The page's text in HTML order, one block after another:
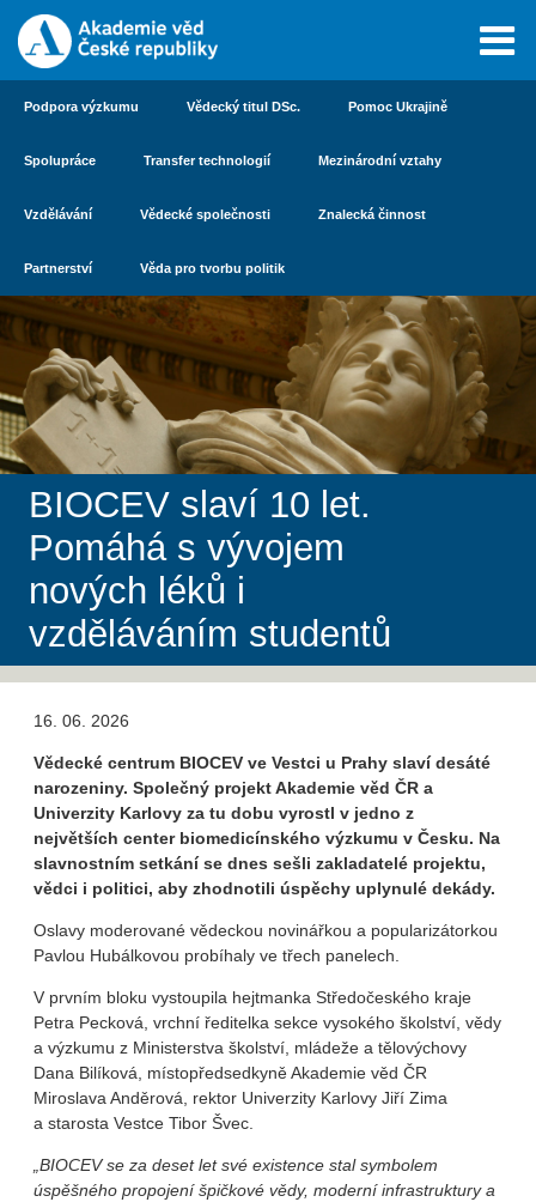
Podpora výzkumu Vědecký titul DSc. Pomoc Ukrajině
Spolupráce Transfer technologií Mezinárodní vztahy
Vzdělávání Vědecké společnosti Znalecká činnost
Partnerství Věda pro tvorbu politik
BIOCEV slaví 10 let.
Pomáhá s vývojem
nových léků i
vzděláváním studentů
16. 06. 2026
Vědecké centrum BIOCEV ve Vestci u Prahy slaví desáté
narozeniny. Společný projekt Akademie věd ČR a
Univerzity Karlovy za tu dobu vyrostl v jedno z
největších center biomedicínského výzkumu v Česku. Na
slavnostním setkání se dnes sešli zakladatelé projektu,
vědci i politici, aby zhodnotili úspěchy uplynulé dekády.
Oslavy moderované vědeckou novinářkou a popularizátorkou
Pavlou Hubálkovou probíhaly ve třech panelech.
V prvním bloku vystoupila hejtmanka Středočeského kraje
Petra Pecková, vrchní ředitelka sekce vysokého školství, vědy
a výzkumu z Ministerstva školství, mládeže a tělovýchovy
Dana Bilíková, místopředsedkyně Akademie věd ČR
Miroslava Anděrová, rektor Univerzity Karlovy Jiří Zima
a starosta Vestce Tibor Švec.
„BIOCEV se za deset let své existence stal symbolem
úspěšného propojení špičkové vědy, moderní infrastruktury a